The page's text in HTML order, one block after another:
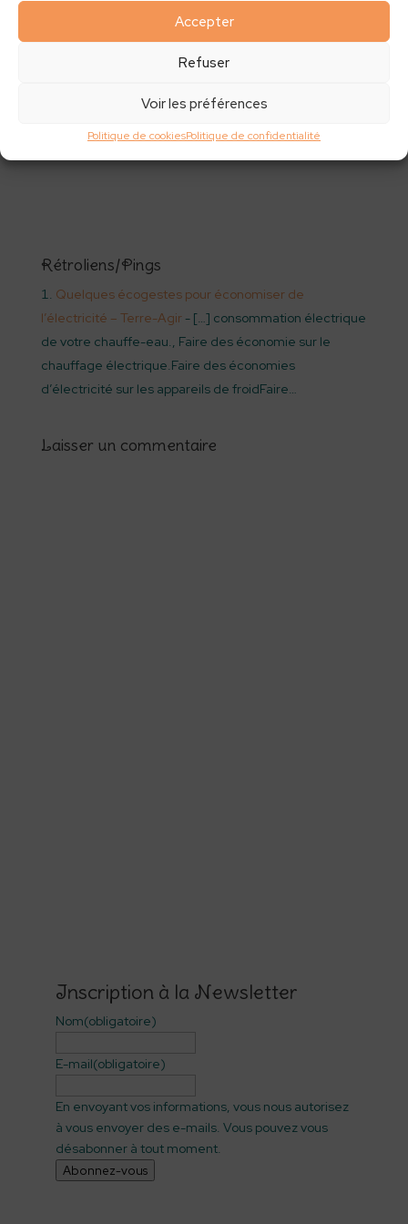
Accepter
Refuser
Voir les préférences
Politique de cookiesPolitique de confidentialité
d’électricité sur la
vaisselle.
Rétroliens/Pings
Quelques écogestes pour économiser de
l’électricité – Terre-Agir- […] consommation électrique
de votre chauffe-eau., Faire des économie sur le
chauffage électrique.Faire des économies
d’électricité sur les appareils de froidFaire…
Laisser un commentaire
Inscription à la Newsletter
Nom(obligatoire)
E-mail(obligatoire)
En envoyant vos informations, vous nous autorisez
à vous envoyer des e-mails. Vous pouvez vous
désabonner à tout moment.
Abonnez-vous